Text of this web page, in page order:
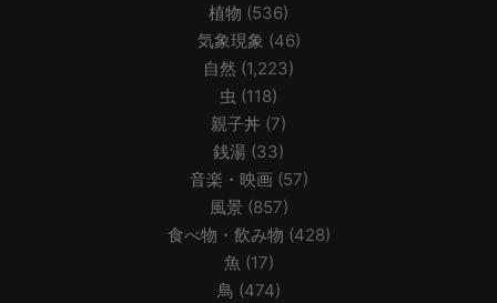
植物 (536)
気象現象 (46)
自然 (1,223)
虫 (118)
親子丼 (7)
銭湯 (33)
音楽・映画 (57)
風景(857)
食べ物・飲み物 (428)
魚 (17)
鳥 (474)